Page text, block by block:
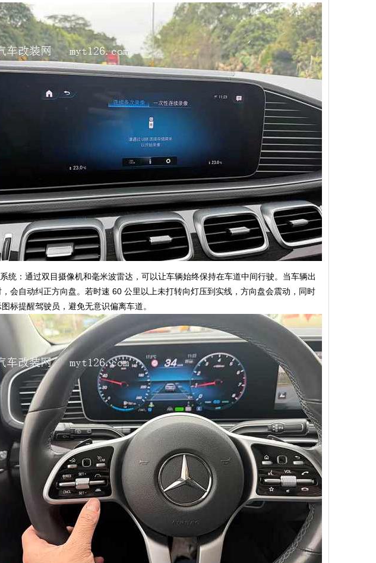
统：通过双目摄像机和毫米波雷达，可以让车辆始终保持在车道中间行驶。当车辆出
会自动纠正方向盘。若时速 60 公里以上未打转向灯压到实线，方向盘会震动，同时
标提醒驾驶员，避免无意识偏离车道。